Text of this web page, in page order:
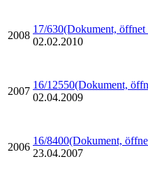
2008
17/630(Dokument, öffnet
02.02.2010
2007
16/12550(Dokument,
02.04.2009
2006
16/8400(Dokument,
23.04.2007